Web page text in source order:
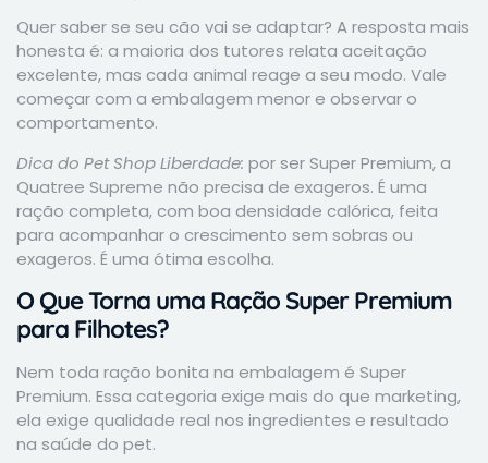
Quer saber se seu cão vai se adaptar? A resposta mais
honesta é: a maioria dos tutores relata aceitação
excelente, mas cada animal reage a seu modo. Vale
começar com a embalagem menor e observar o
comportamento.
Dica do Pet Shop Liberdade: por ser Super Premium, a
Quatree Supreme não precisa de exageros. É uma
ração completa, com boa densidade calórica, feita
para acompanhar o crescimento sem sobras ou
exageros. É uma ótima escolha.
O Que Torna uma Ração Super Premium
para Filhotes?
Nem toda ração bonita na embalagem é Super
Premium. Essa categoria exige mais do que marketing,
ela exige qualidade real nos ingredientes e resultado
na saúde do pet.